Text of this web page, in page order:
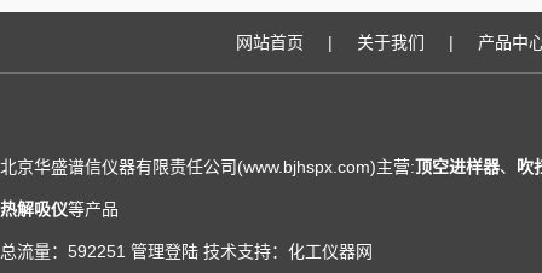
网站首页 | 关于我们 | 产品中
北京华盛谱信仪器有限责任公司(www.bjhspx.com)主营:顶空进样器、 吹
热解吸仪等产品
总流量：592251 管理登陆 技术支持： 化工仪器网